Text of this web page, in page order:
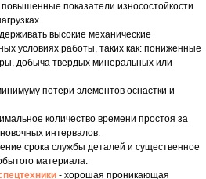
повышенные показатели износостойкости
высокие механические
условиях работы, таких как: пониженные
добыча твердых минеральных или
потери элементов оснастки и
количество времени простоя за
интервалов.
срока службы деталей и существенное
материала.
- хорошая проникающая